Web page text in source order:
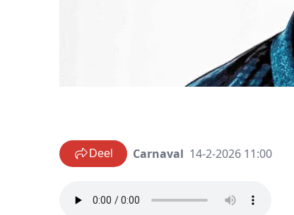
Deel Carnaval 14-2-2026 11:00